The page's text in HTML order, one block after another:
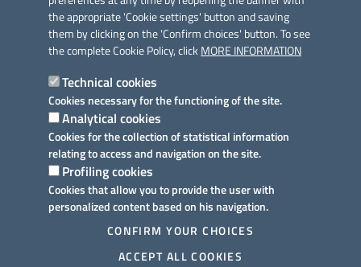
the appropriate 'Cookie settings' button and saving
them by clicking on the 'Confirm choices' button. To see
the complete Cookie Policy, clickMORE INFORMATION
Technical cookies
Cookies necessary for the functioning of the site.
Analytical cookies
Cookies for the collection of statistical information
relating to access and navigation on the site.
Profiling cookies
Cookies that allow you to provide the user with
personalized content based on his navigation.
CONFIRM YOUR CHOICES
ACCEPT ALL COOKIES
Link utili
Informativa privacy
Dichiarazione di accessibilità
Note legali
Domande frequenti
Richiesta assistenza
Prenotazione appuntamento
Segnalazione disservizio